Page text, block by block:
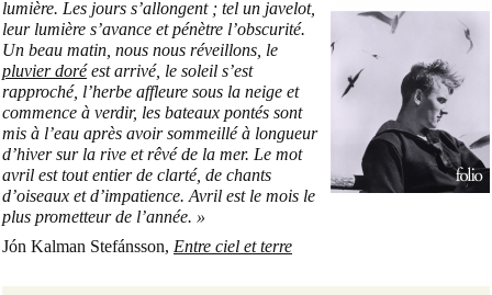
lumière. Les jours s’allongent ; tel un javelot,
leur lumière s’avance et pénètre l’obscurité.
Un beau matin, nous nous réveillons, le
pluvier doréest arrivé, le soleil s’est
rapproché, l’herbe affleure sous la neige et
commence à verdir, les bateaux pontés sont
mis à l’eau après avoir sommeillé à longueur
d’hiver sur la rive et rêvé de la mer. Le mot
avril est tout entier de clarté, de chants
d’oiseaux et d’impatience. Avril est le mois le
plus prometteur de l’année. »
Jón Kalman Stefánsson, Entre ciel et terre